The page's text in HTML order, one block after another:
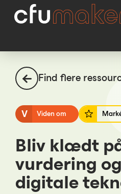
Find flere
V Viden om
Bliv klædt
vurdering
digitale